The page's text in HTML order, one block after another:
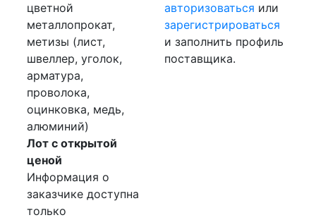
цветной
металлопрокат,
метизы (лист,
швеллер, уголок,
арматура,
проволока,
оцинковка, медь,
алюминий)
Лот с открытой
ценой
Информация о
заказчике доступна
только
авторизоваться или
зарегистрироваться
и заполнить профиль
поставщика.